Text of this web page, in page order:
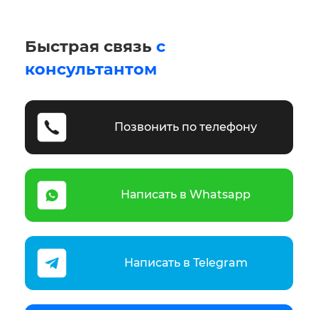
Быстрая связь с
консультантом
Позвонить по телефону
Написать в Whatsapp
Написать в Telegram